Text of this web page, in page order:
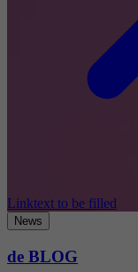
Linktext to be filled
News
de BLOG